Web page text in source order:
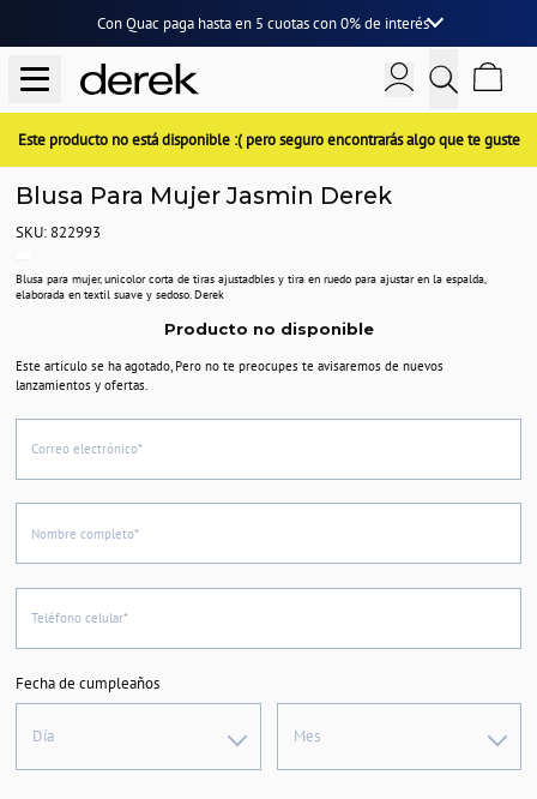
Con Quac paga hasta en 5 cuotascon0% de interés
Este producto no está disponible :( pero seguro encontrarás algo que te guste
Blusa Para Mujer Jasmin Derek
SKU: 822993
Blusa para mujer, unicolor corta de tiras ajustadbles y tira en ruedo para ajustar en la espalda,
elaborada en textil suave y sedoso. Derek
Producto no disponible
Este articulo se ha agotado, Pero no te preocupes te avisaremos de nuevos
lanzamientos y ofertas.
Correo electrónico*
Nombre completo*
Teléfono celular*
Fecha de cumpleaños
Día Mes